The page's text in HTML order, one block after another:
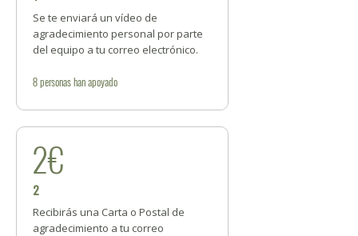
Se te enviará un vídeo de
agradecimiento personal por parte
del equipo a tu correo electrónico.
8personashan apoyado
2€
2
Recibirás una Carta o Postal de
agradecimiento a tu correo